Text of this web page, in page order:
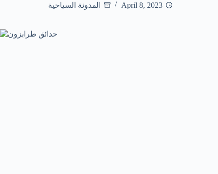
April 8, 2023 المدونة السياحية